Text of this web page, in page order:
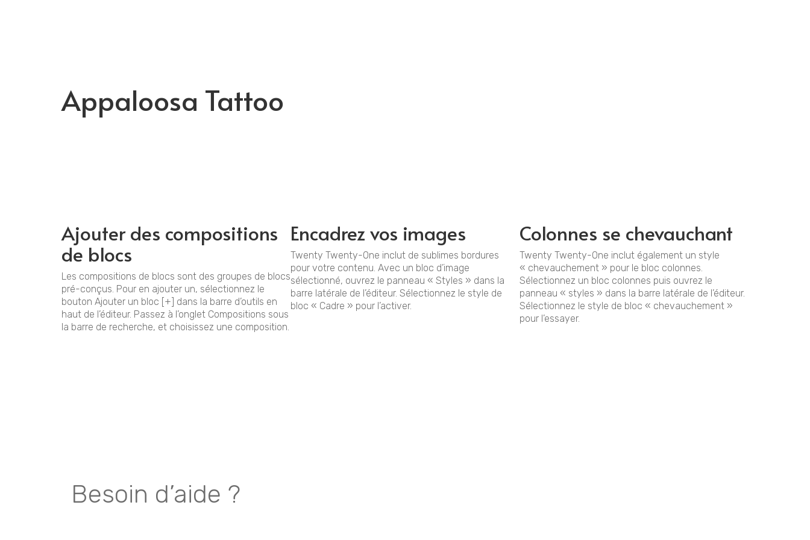
Appaloosa Tattoo
Ajouter des compositions
de blocs
Les compositions de blocs sont des groupes de blocs
pré-conçus. Pour en ajouter un, sélectionnez le
bouton Ajouter un bloc [+] dans la barre d’outils en
haut de l’éditeur. Passez à l’onglet Compositions sous
la barre de recherche, et choisissez une composition.
Encadrez vos images
Twenty Twenty-One inclut de sublimes bordures
pour votre contenu. Avec un bloc d’image
sélectionné, ouvrez le panneau « Styles » dans la
barre latérale de l’éditeur. Sélectionnez le style de
bloc « Cadre » pour l’activer.
Colonnes se chevauchant
Twenty Twenty-One inclut également un style
« chevauchement » pour le bloc colonnes.
Sélectionnez un bloc colonnes puis ouvrez le
panneau « styles » dans la barre latérale de l’éditeur.
Sélectionnez le style de bloc « chevauchement »
pour l’essayer.
Besoin d’aide ?